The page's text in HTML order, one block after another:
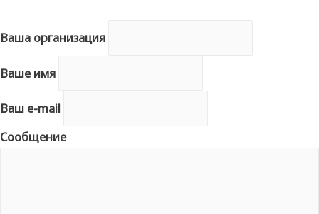
Ваша организация
Ваше имя
Ваш e-mail
Сообщение